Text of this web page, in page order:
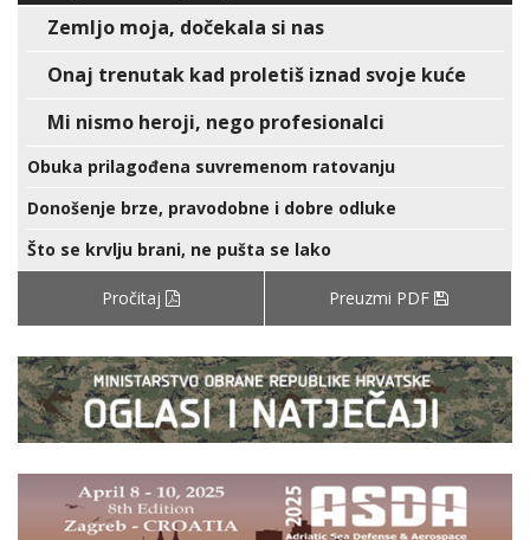
Zemljo moja, dočekala si nas
Onaj trenutak kad proletiš iznad svoje kuće
Mi nismo heroji, nego profesionalci
Obuka prilagođena suvremenom ratovanju
Donošenje brze, pravodobne i dobre odluke
Što se krvlju brani, ne pušta se lako
Pročitaj Preuzmi PDF